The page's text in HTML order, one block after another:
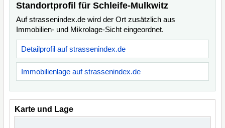
Standortprofil für Schleife-Mulkwitz
Auf strassenindex.de wird der Ort zusätzlich aus
Immobilien- und Mikrolage-Sicht eingeordnet.
Detailprofil auf strassenindex.de
Immobilienlage auf strassenindex.de
Karte und Lage